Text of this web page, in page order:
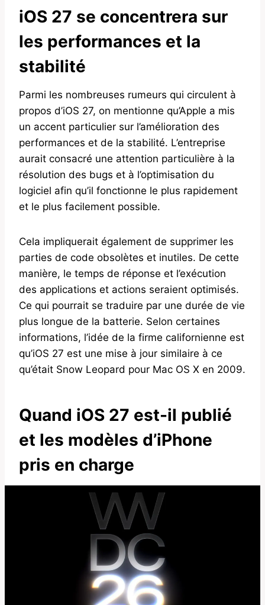
iOS 27 se concentrera sur
les performances et la
stabilité
Parmi les nombreuses rumeurs qui circulent à
propos d’iOS 27, on mentionne qu’Apple a mis
un accent particulier sur l’amélioration des
performances et de la stabilité. L’entreprise
aurait consacré une attention particulière à la
résolution des bugs et à l’optimisation du
logiciel afin qu’il fonctionne le plus rapidement
et le plus facilement possible.
Cela impliquerait également de supprimer les
parties de code obsolètes et inutiles. De cette
manière, le temps de réponse et l’exécution
des applications et actions seraient optimisés.
Ce qui pourrait se traduire par une durée de vie
plus longue de la batterie. Selon certaines
informations, l’idée de la firme californienne est
qu’iOS 27 est une mise à jour similaire à ce
qu’était Snow Leopard pour Mac OS X en 2009.
Quand iOS 27 est-il publié
et les modèles d’iPhone
pris en charge